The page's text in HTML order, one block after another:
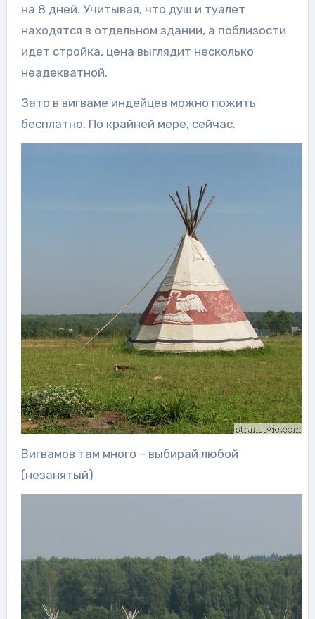
на 8 дней. Учитывая, что душ и туалет
находятся в отдельном здании, а поблизости
идет стройка, цена выглядит несколько
неадекватной.
Зато в вигваме индейцев можно пожить
бесплатно. По крайней мере, сейчас.
Вигвамов там много – выбирай любой
(незанятый)